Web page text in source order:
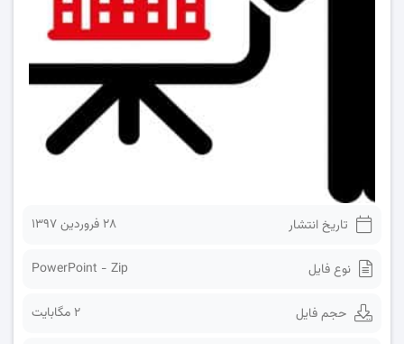
تاریخ انتشار ۲۸ فروردین ۱۳۹۷
نوع فایل PowerPoint - Zip
حجم فایل 2 مگابایت